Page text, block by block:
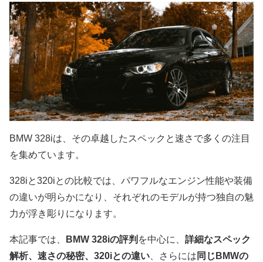
BMW 328iは、その卓越したスペックと速さで多くの注目
を集めています。
328iと320iとの比較では、パワフルなエンジン性能や装備
の違いが明らかになり、それぞれのモデルが持つ独自の魅
力が浮き彫りになります。
本記事では、 BMW 328iの評判 を中心に、 詳細なスペック
解析、速さの秘密、320iとの違い 、さらには 同じBMWの